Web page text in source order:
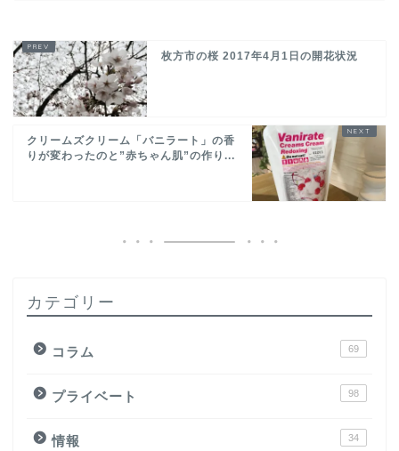
枚方市の桜 2017年4月1日の開花状況
クリームズクリーム「バニラート」の香
りが変わったのと”赤ちゃん肌”の作り...
カテゴリー
コラム 69
プライベート 98
情報 34